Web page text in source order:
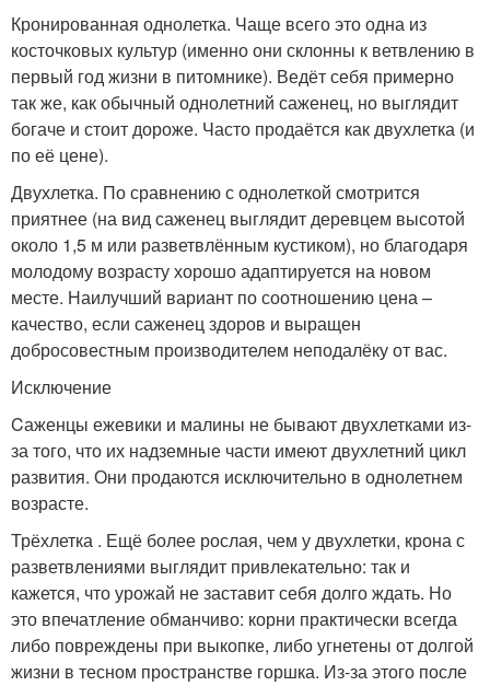
Кронированная однолетка. Чаще всего это одна из
косточковых культур (именно они склонны к ветвлению в
первый год жизни в питомнике). Ведёт себя примерно
так же, как обычный однолетний саженец, но выглядит
богаче и стоит дороже. Часто продаётся как двухлетка (и
по её цене).
Двухлетка. По сравнению с однолеткой смотрится
приятнее (на вид саженец выглядит деревцем высотой
около 1,5 м или разветвлённым кустиком), но благодаря
молодому возрасту хорошо адаптируется на новом
месте. Наилучший вариант по соотношению цена –
качество, если саженец здоров и выращен
добросовестным производителем неподалёку от вас.
Исключение
Cаженцы ежевики и малины не бывают двухлетками из-
за того, что их надземные части имеют двухлетний цикл
развития. Они продаются исключительно в однолетнем
возрасте.
Трёхлетка . Ещё более рослая, чем у двухлетки, крона с
разветвлениями выглядит привлекательно: так и
кажется, что урожай не заставит себя долго ждать. Но
это впечатление обманчиво: корни практически всегда
либо повреждены при выкопке, либо угнетены от долгой
жизни в тесном пространстве горшка. Из-за этого после